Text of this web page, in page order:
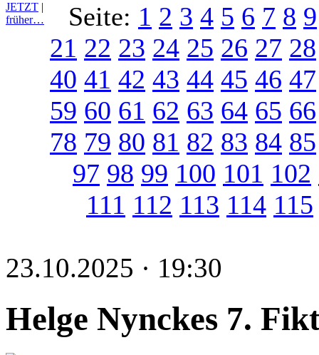
JETZT |
früher…
Seite: 1 2 3 4 5 6 7 8 9
21 22 23 24 25 26 27 28
40 41 42 43 44 45 46 47
59 60 61 62 63 64 65 66
78 79 80 81 82 83 84 85
97 98 99 100 101 102
111 112 113 114 115
23.10.2025 · 19:30
Helge Nynckes 7.